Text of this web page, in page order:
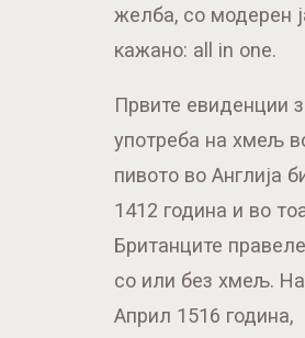
желба, со модерен
кажано: all in one.
Првите евиденции
употреба на хмељ
пивото во Англија
1412 година и во
Британците
со или без хмељ.
Април 1516 година,